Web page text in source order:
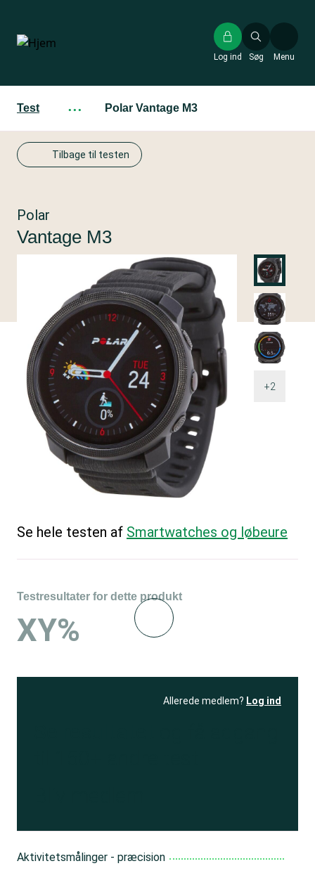
hovedindhold
Søg
Log ind Menu
Test ··· Polar Vantage M3
Tilbage til testen
+2
Polar
Vantage M3
Se hele testen af Smartwatches og løbeure
Testresultater for dette produkt
XY%
Allerede medlem? Log ind
Aktivitetsmålinger - præcision